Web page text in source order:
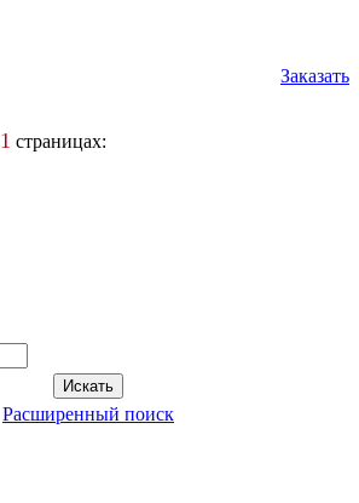
Заказать
1 страницах:
Расширенный поиск